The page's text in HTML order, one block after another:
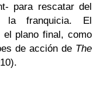
para rescatar del
la franquicia. El
plano final, como
de acción de The